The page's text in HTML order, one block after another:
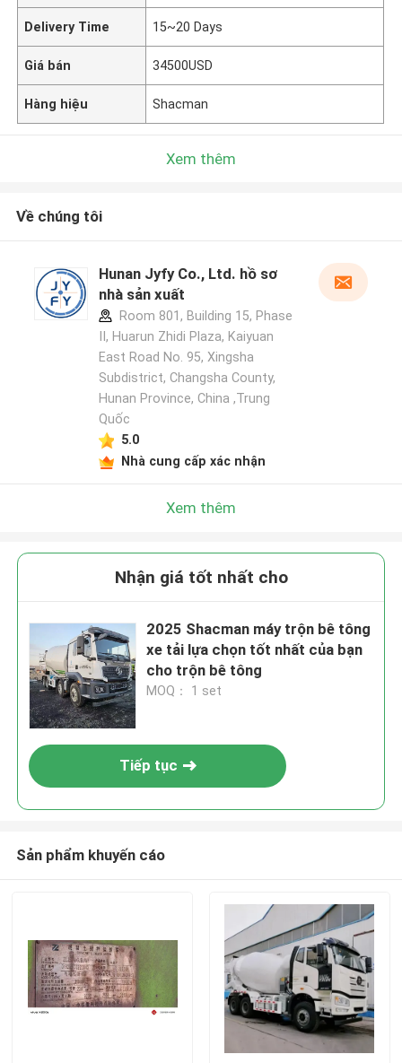
Delivery Time 15~20 Days
Giá bán 34500USD
Hàng hiệu Shacman
Xem thêm
Về chúng tôi
Hunan Jyfy Co., Ltd. hồ sơ
nhà sản xuất
Room 801, Building 15, Phase
II, Huarun Zhidi Plaza, Kaiyuan
East Road No. 95, Xingsha
Subdistrict, Changsha County,
Hunan Province, China ,Trung
Quốc
5.0
Nhà cung cấp xác nhận
Xem thêm
Nhận giá tốt nhất cho
2025 Shacman máy trộn bê tông
xe tải lựa chọn tốt nhất của bạn
cho trộn bê tông
MOQ： 1 set
Tiếp tục
Sản phẩm khuyến cáo